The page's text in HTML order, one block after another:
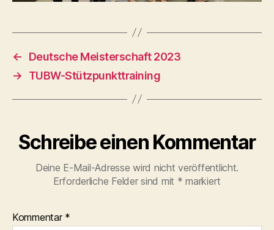
←
Deutsche Meisterschaft 2023
→
TUBW-Stützpunkttraining
Schreibe einen Kommentar
Deine E-Mail-Adresse wird nicht veröffentlicht.
Erforderliche Felder sind mit * markiert
Kommentar *